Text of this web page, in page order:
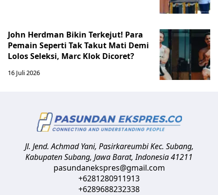
John Herdman Bikin Terkejut! Para
Pemain Seperti Tak Takut Mati Demi
Lolos Seleksi, Marc Klok Dicoret?
16 Juli 2026
Jl. Jend. Achmad Yani, Pasirkareumbi Kec. Subang,
Kabupaten Subang, Jawa Barat,Indonesia41211
pasundanekspres@gmail.com
+6281280911913
+6289688232338